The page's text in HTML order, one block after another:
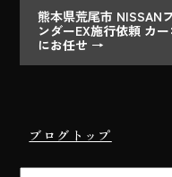
熊本県荒尾市 NISSAN
ンダーEX施行依頼 カ
にお任せ →
ブログトップ